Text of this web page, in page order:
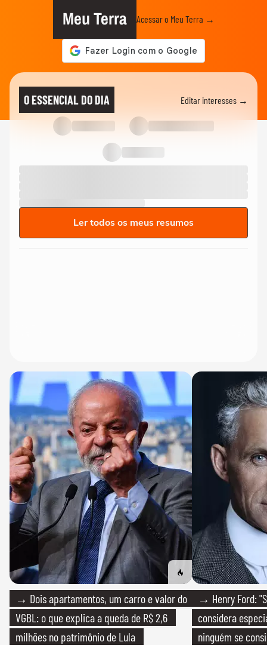
Meu Terra Acessar o Meu Terra →
O ESSENCIAL DO DIA Editar interesses →
Ler todos os meus resumos
→ Dois apartamentos, um carro e valor do
VGBL: o que explica a queda de R$ 2,6
milhões no patrimônio de Lula
→ Henry Ford:
considera
ninguém se